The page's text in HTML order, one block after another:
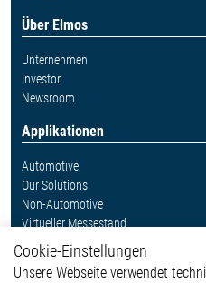
Über Elmos
Unternehmen
Investor
Newsroom
Applikationen
Automotive
Our Solutions
Non-Automotive
Virtueller Messestand
Weitere Links
Cookie-Einstellungen
Unsere Webseite verwendet